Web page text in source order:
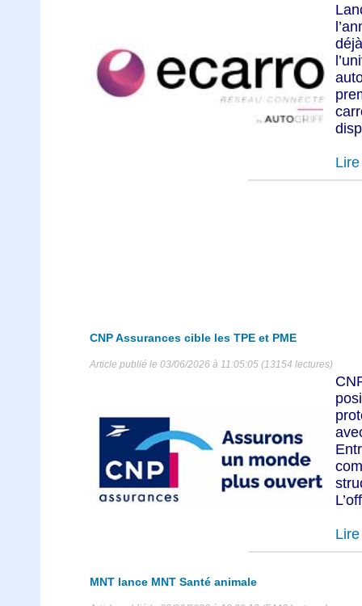
CNP Assurances cible les TPE et PME
Article publié le 03/06/2026 à 11:05:05 (13154 lectures)
MNT lance MNT Santé animale